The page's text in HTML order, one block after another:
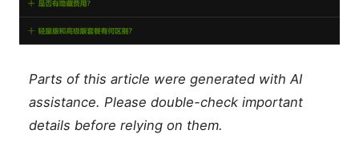
Parts of this article were generated with AI
assistance. Please double-check important
details before relying on them.